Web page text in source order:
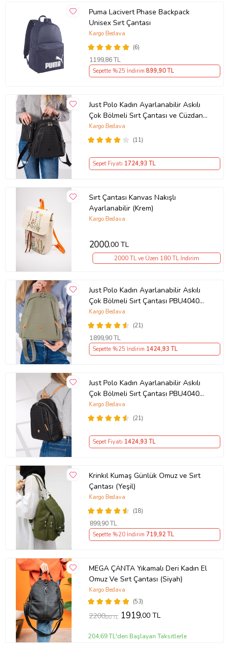
Puma Lacivert Phase Backpack
Unisex Sırt Çantası
(6)
Kargo Bedava
1199,86 TL
Sepette %25 İndirim 899,90 TL
Just Polo Kadın Ayarlanabilir Askılı
Çok Bölmeli Sırt Çantası ve Cüzdan
Kombini PBU4040-1006 (Siyah)
(11)
Kargo Bedava
Sepet Fiyatı 1724,93 TL
Sırt Çantası Kanvas Nakışlı
Ayarlanabilir (Krem)
Kargo Bedava
2000,00 TL
2000 TL ve Üzeri 180 TL İndirim
Just Polo Kadın Ayarlanabilir Askılı
Çok Bölmeli Sırt Çantası PBU4040
(Yeşil)
(21)
Kargo Bedava
1899,90 TL
Sepette %25 İndirim 1424,93 TL
Just Polo Kadın Ayarlanabilir Askılı
Çok Bölmeli Sırt Çantası PBU4040
(Siyah Taba)
(21)
Kargo Bedava
Sepet Fiyatı 1424,93 TL
Krinkıl Kumaş Günlük Omuz ve Sırt
Çantası (Yeşil)
(18)
Kargo Bedava
899,90 TL
Sepette %20 İndirim 719,92 TL
MEGA ÇANTA Yıkamalı Deri Kadın El
Omuz Ve Sırt Çantası (Siyah)
(53)
Kargo Bedava
2200,00 TL 1919,00 TL
204,69 TL'den Başlayan Taksitlerle